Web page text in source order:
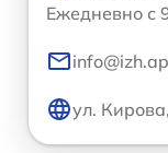
Ежедневно с
ул.